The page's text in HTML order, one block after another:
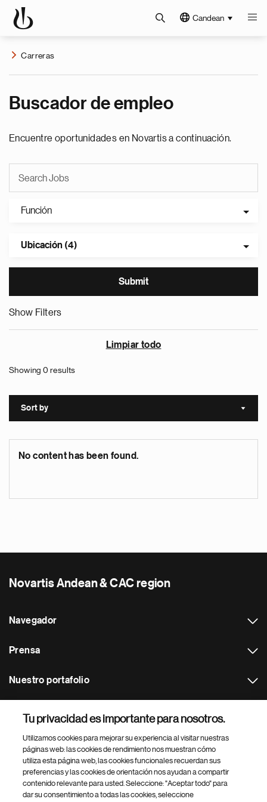
Candean
Carreras
Buscador de empleo
Encuentre oportunidades en Novartis a continuación.
Función
Ubicación (4)
Show Filters
Limpiar todo
Showing 0 results
Sort by Sort
No content has been found.
Novartis Andean & CAC region
Navegador
Prensa
Nuestro portafolio
Footer Site Search
Tu privacidad es importante para nosotros.
Utilizamos cookies para mejorar su experiencia al visitar nuestras
páginas web: las cookies de rendimiento nos muestran cómo
utiliza esta página web, las cookies funcionales recuerdan sus
preferencias y las cookies de orientación nos ayudan a compartir
contenido relevante para usted. Seleccione: "Aceptar todo" para
dar su consentimiento a todas las cookies, seleccione